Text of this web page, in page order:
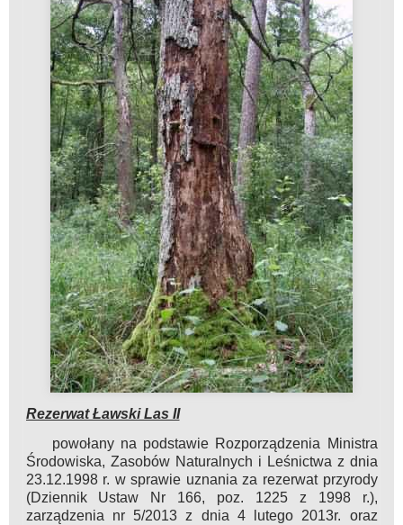
Rezerwat Ławski Las II
powołany na podstawie Rozporządzenia Ministra
Środowiska, Zasobów Naturalnych i Leśnictwa z dnia
23.12.1998 r. w sprawie uznania za rezerwat przyrody
(Dziennik Ustaw Nr 166, poz. 1225 z 1998 r.),
zarządzenia nr 5/2013 z dnia 4 lutego 2013r. oraz